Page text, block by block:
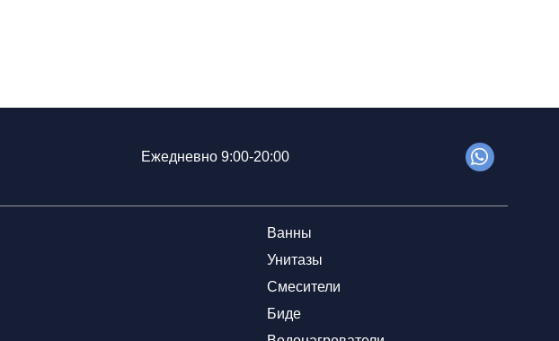
Ежедневно 9:00-20:00
Ванны
Унитазы
Смесители
Биде